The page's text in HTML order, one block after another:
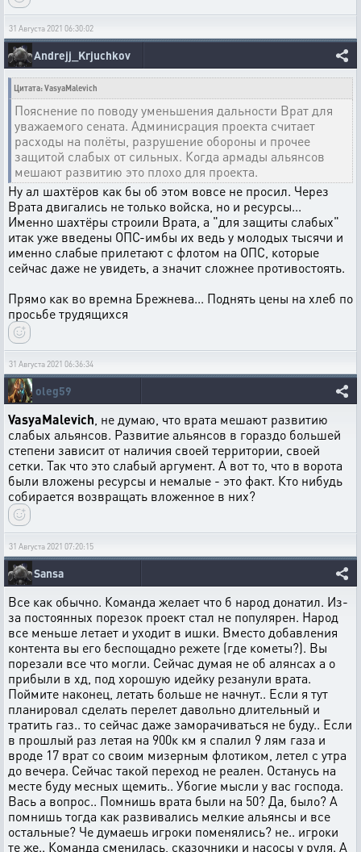
31 Августа 2021 06:30:02
Andrejj_Krjuchkov
Цитата: VasyaMalevich
Пояснение по поводу уменьшения дальности Врат для
уважаемого сената. Админисрация проекта считает
расходы на полёты, разрушение обороны и прочее
защитой слабых от сильных. Когда армады альянсов
мешают развитию это плохо для проекта.
Ну ал шахтёров как бы об этом вовсе не просил. Через
Врата двигались не только войска, но и ресурсы...
Именно шахтёры строили Врата, а "для защиты слабых"
итак уже введены ОПС-имбы их ведь у молодых тысячи и
именно слабые прилетают с флотом на ОПС, которые
сейчас даже не увидеть, а значит сложнее противостоять.
Прямо как во времна Брежнева... Поднять цены на хлеб по
просьбе трудящихся
31 Августа 2021 06:36:34
oleg59
VasyaMalevich , не думаю, что врата мешают развитию
слабых альянсов. Развитие альянсов в гораздо большей
степени зависит от наличия своей территории, своей
сетки. Так что это слабый аргумент. А вот то, что в ворота
были вложены ресурсы и немалые - это факт. Кто нибудь
собирается возвращать вложенное в них?
31 Августа 2021 07:20:15
Sansa
Все как обычно. Команда желает что б народ донатил. Из-
за постоянных порезок проект стал не популярен. Народ
все меньше летает и уходит в ишки. Вместо добавления
контента вы его беспощадно режете (где кометы?). Вы
порезали все что могли. Сейчас думая не об алянсах а о
прибыли в хд, под хорошую идейку резанули врата.
Поймите наконец, летать больше не начнут.. Если я тут
планировал сделать перелет давольно длительный и
тратить газ.. то сейчас даже заморачиваться не буду.. Если
в прошлый раз летая на 900к км я спалил 9 лям газа и
вроде 17 врат со своим мизерным флотиком, летел с утра
до вечера. Сейчас такой переход не реален. Останусь на
месте буду месных щемить.. Убогие мысли у вас господа.
Вась а вопрос.. Помнишь врата были на 50? Да, было? А
помнишь тогда как развивались мелкие альянсы и все
остальные? Че думаешь игроки поменялись? не.. игроки
те же.. Команда сменилась, сказочники и насосы у руля. А